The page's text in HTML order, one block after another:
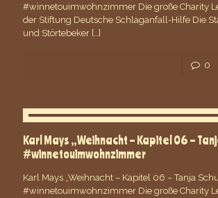
#winnetouimwohnzimmer Die große Charity
der Stiftung Deutsche Schlaganfall-Hilfe Die
und Störtebeker […]
0
Karl Mays „Weihnacht – Kapitel 06 –
#winnetouimwohnzimmer
Karl Mays „Weihnacht – Kapitel 06 – Tanja
#winnetouimwohnzimmer Die große Charity